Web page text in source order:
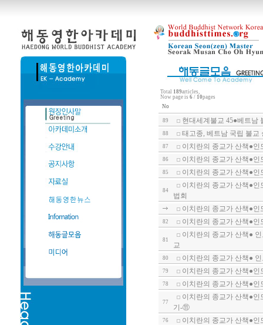
Total 189articles,
Now page is 6 / 10pages
No
89 현대세계불교 45●베트남
88 태고종, 베트남 국립 불교
87 이치란의 종교가 산책●
86 이치란의 종교가 산책●
85 이치란의 종교가 산책●
84
이치란의 종교가 산책●
법회
이치란의 종교가 산책●
82 이치란의 종교가 산책●
81
이치란의 종교가 산책●
교
80 이치란의 종교가 산책●
79 이치란의 종교가 산책●
78 이치란의 종교가 산책●
77
이치란의 종교가 산책●
기-⑪
76 이치란의 종교가 산책●